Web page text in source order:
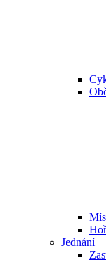
Jednání